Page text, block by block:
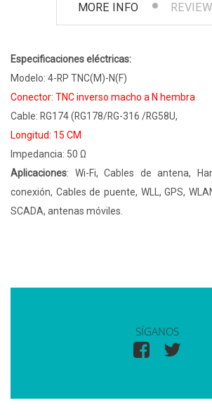
MORE INFO
Especificaciones eléctricas:
Modelo: 4-RP TNC(M)-N(F)
Conector: TNC inverso macho a N hembra
Cable: RG174 (RG178/RG-316 /RG58U,
Longitud: 15 CM
Impedancia: 50 Ω
Aplicaciones: Wi-Fi, Cables de antena,
conexión, Cables de puente, WLL, GPS,
SCADA, antenas móviles.
SÍGANOS